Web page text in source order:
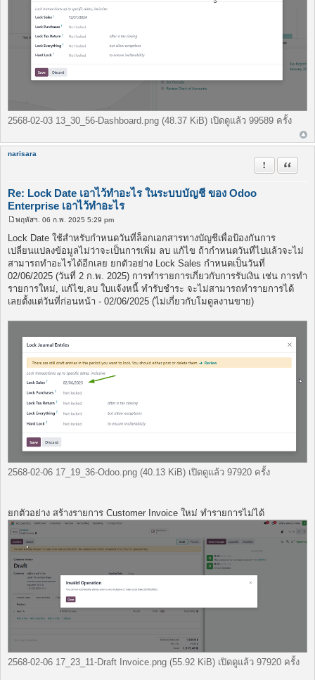
2568-02-03 13_30_56-Dashboard.png (48.37 KiB) เปิดดูแล้ว 99589 ครั้ง
narisara
Re: Lock Date เอาไว้ทำอะไร ในระบบบัญชี ของ Odoo
Enterprise เอาไว้ทำอะไร
รายงานในข้
อ้างคำ
ส
ต์
พฤหัสฯ. 06 ก.พ. 2025 5:29 pm
Lock Date ใช้สำหรับกำหนดวันที่ล็อกเอกสารทางบัญชีเพื่อป้องกันการ
เปลี่ยนแปลงข้อมูลไม่ว่าจะเป็นการเพิ่ม ลบ แก้ไข ถ้ากำหนดวันที่ไปแล้วจะไม่
สามารถทำอะไรได้อีกเลย ยกตัวอย่าง Lock Sales กำหนดเป็นวันที่
02/06/2025 (วันที่ 2 ก.พ. 2025) การทำรายการเกี่ยวกับการรับเงิน เช่น การทำ
รายการใหม่, แก้ไข,ลบ ใบแจ้งหนี้ ทำรับชำระ จะไม่สามารถทำรายการได้
เลยตั้งแต่วันที่ก่อนหน้า - 02/06/2025 (ไม่เกี่ยวกับโมดูลงานขาย)
2568-02-06 17_19_36-Odoo.png (40.13 KiB) เปิดดูแล้ว 97920 ครั้ง
ยกตัวอย่าง สร้างรายการ Customer Invoice ใหม่ ทำรายการไม่ได้
2568-02-06 17_23_11-Draft Invoice.png (55.92 KiB) เปิดดูแล้ว 97920 ครั้ง